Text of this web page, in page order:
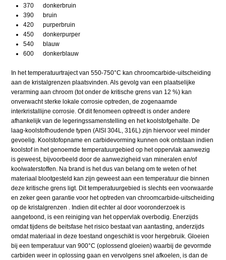
370 donkerbruin
390 bruin
420 purperbruin
450 donkerpurper
540 blauw
600 donkerblauw
In het temperatuurtraject van 550-750°C kan chroomcarbide-uitscheiding
aan de kristalgrenzen plaatsvinden. Als gevolg van een plaatselijke
verarming aan chroom (tot onder de kritische grens van 12 %) kan
onverwacht sterke lokale corrosie optreden, de zogenaamde
interkristallijne corrosie. Of dit fenomeen optreedt is onder andere
afhankelijk van de legeringssamenstelling en het koolstofgehalte. De
laag-koolstofhoudende typen (AISI 304L, 316L) zijn hiervoor veel minder
gevoelig. Koolstofopname en carbidevorming kunnen ook ontstaan indien
koolstof in het genoemde temperatuurgebied op het oppervlak aanwezig
is geweest, bijvoorbeeld door de aanwezigheid van mineralen en/of
koolwaterstoffen. Na brand is het dus van belang om te weten of het
materiaal blootgesteld kan zijn geweest aan een temperatuur die binnen
deze kritische grens ligt. Dit temperatuurgebied is slechts een voorwaarde
en zeker geen garantie voor het optreden van chroomcarbide-uitscheiding
op de kristalgrenzen . Indien dit echter al door vooronderzoek is
aangetoond, is een reiniging van het oppervlak overbodig. Enerzijds
omdat tijdens de beitsfase het risico bestaat van aantasting, anderzijds
omdat materiaal in deze toestand ongeschikt is voor hergebruik. Gloeien
bij een temperatuur van 900°C (oplossend gloeien) waarbij de gevormde
carbiden weer in oplossing gaan en vervolgens snel afkoelen, is dan de